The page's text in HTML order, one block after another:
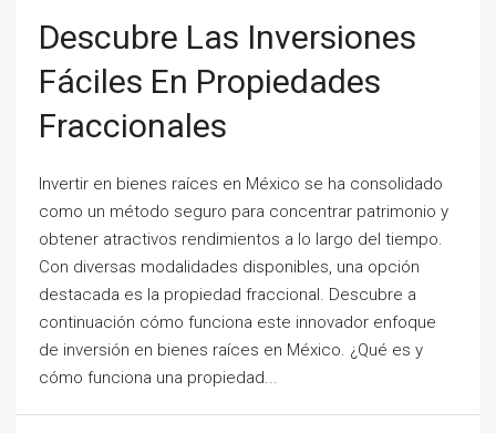
Descubre Las Inversiones
Fáciles En Propiedades
Fraccionales
Invertir en bienes raíces en México se ha consolidado
como un método seguro para concentrar patrimonio y
obtener atractivos rendimientos a lo largo del tiempo.
Con diversas modalidades disponibles, una opción
destacada es la propiedad fraccional. Descubre a
continuación cómo funciona este innovador enfoque
de inversión en bienes raíces en México. ¿Qué es y
cómo funciona una propiedad...